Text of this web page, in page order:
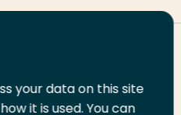
your data on this site
it is used. You can